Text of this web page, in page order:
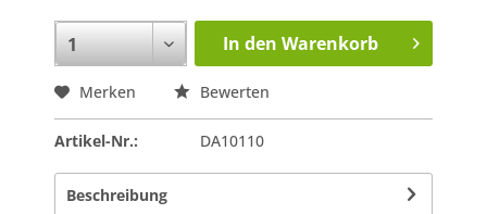
In den Warenkorb
Merken Bewerten
Artikel-Nr.: DA10110
Beschreibung